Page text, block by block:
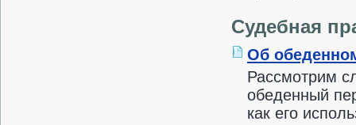
Судебная
Об
Рассмотрим
обеденный
как его